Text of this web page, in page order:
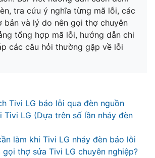
tra cứu ý nghĩa từng mã lỗi, các
bản và lý do nên gọi thợ chuyên
tổng hợp mã lỗi, hướng dẫn chi
các câu hỏi thường gặp về lỗi
Tivi LG báo lỗi qua đèn nguồn
Tivi LG (Dựa trên số lần nháy đèn
làm khi Tivi LG nháy đèn báo lỗi
gọi thợ sửa Tivi LG chuyên nghiệp?